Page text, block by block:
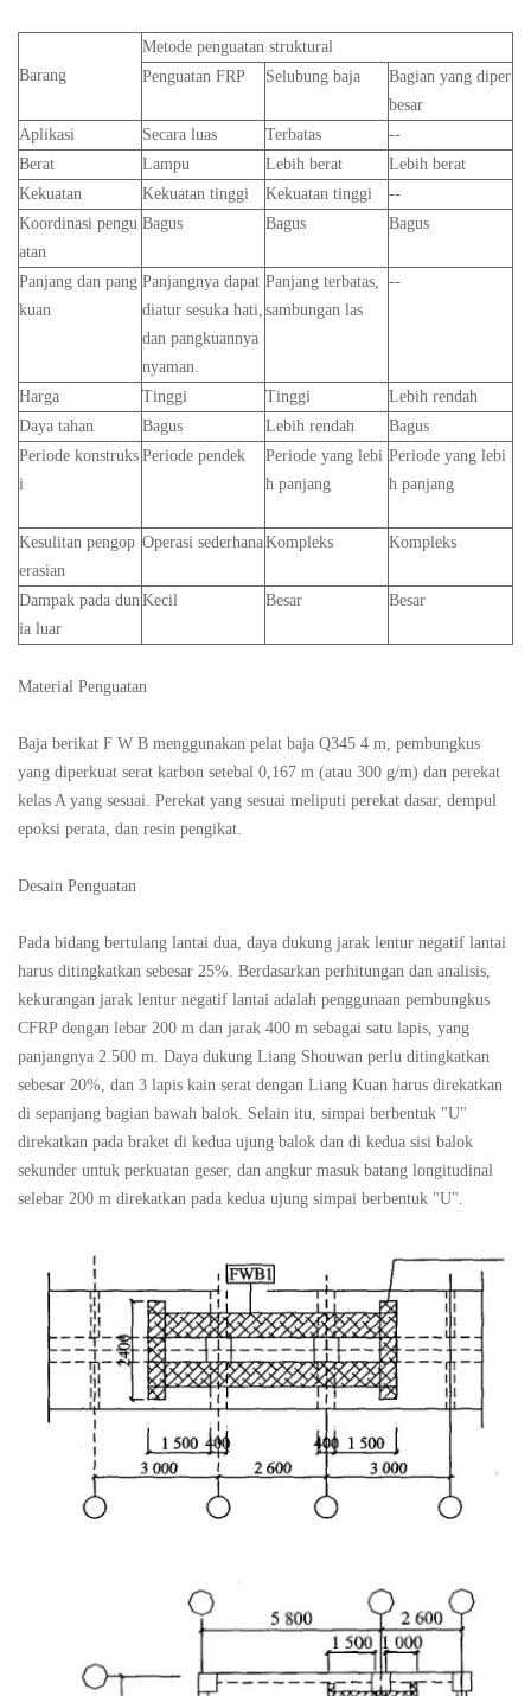
Barang
Metode penguatan struktural
Penguatan FRP
Selubung baja
Bagian yang diper
besar
Aplikasi
Secara luas Terbatas
--
Berat
Lampu Lebih berat
Lebih berat
Kekuatan
Kekuatan tinggi Kekuatan tinggi
--
Koordinasi pengu
atan
Bagus Bagus Bagus
Panjang dan pang
kuan
Panjangnya dapat
diatur sesuka hati,
dan pangkuannya
nyaman.
Panjang terbatas,
sambungan las
--
Harga Tinggi Tinggi
Lebih rendah
Daya tahan
Bagus Lebih rendah
Bagus
Periode konstruks
i
Periode pendek
Periode yang lebi
h panjang
Periode yang lebi
h panjang
Kesulitan pengop
erasian
Operasi sederhanaKompleks Kompleks
Dampak pada dun
ia luar
Kecil Besar Besar
Material Penguatan
Baja berikat F W B menggunakan pelat baja Q345 4 m, pembungkus
yang diperkuat serat karbon setebal 0,167 m (atau 300 g/m) dan perekat
kelas A yang sesuai. Perekat yang sesuai meliputi perekat dasar, dempul
epoksi perata, dan resin pengikat.
Desain Penguatan
Pada bidang bertulang lantai dua, daya dukung jarak lentur negatif lantai
harus ditingkatkan sebesar 25%. Berdasarkan perhitungan dan analisis,
kekurangan jarak lentur negatif lantai adalah penggunaan pembungkus
CFRP dengan lebar 200 m dan jarak 400 m sebagai satu lapis, yang
panjangnya 2.500 m. Daya dukung Liang Shouwan perlu ditingkatkan
sebesar 20%, dan 3 lapis kain serat dengan Liang Kuan harus direkatkan
di sepanjang bagian bawah balok. Selain itu, simpai berbentuk "U"
direkatkan pada braket di kedua ujung balok dan di kedua sisi balok
sekunder untuk perkuatan geser, dan angkur masuk batang longitudinal
selebar 200 m direkatkan pada kedua ujung simpai berbentuk "U".